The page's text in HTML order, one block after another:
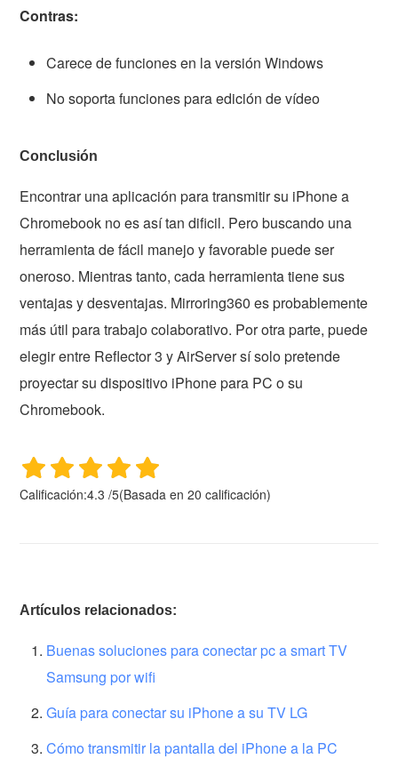
Contras:
Carece de funciones en la versión Windows
No soporta funciones para edición de vídeo
Conclusión
Encontrar una aplicación para transmitir su iPhone a
Chromebook no es así tan dificil. Pero buscando una
herramienta de fácil manejo y favorable puede ser
oneroso. Mientras tanto, cada herramienta tiene sus
ventajas y desventajas. Mirroring360 es probablemente
más útil para trabajo colaborativo. Por otra parte, puede
elegir entre Reflector 3 y AirServer sí solo pretende
proyectar su dispositivo iPhone para PC o su
Chromebook.
Calificación:4.3 /5(Basada en20 calificación)
Artículos relacionados:
Buenas soluciones para conectar pc a smart TV
Samsung por wifi
Guía para conectar su iPhone a su TV LG
Cómo transmitir la pantalla del iPhone a la PC